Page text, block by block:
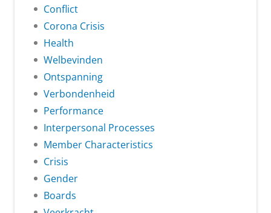
Conflict
Corona Crisis
Health
Welbevinden
Ontspanning
Verbondenheid
Performance
Interpersonal Processes
Member Characteristics
Crisis
Gender
Boards